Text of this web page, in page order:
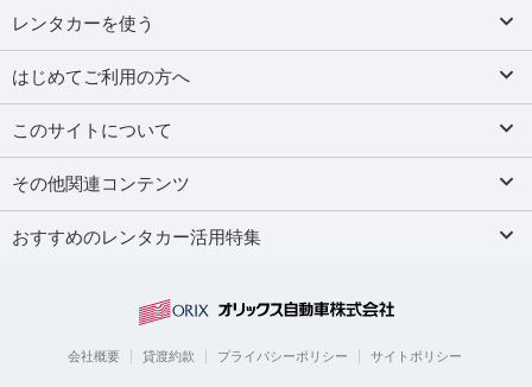
レンタカーを使う
はじめてご利用の方へ
このサイトについて
その他関連コンテンツ
おすすめのレンタカー活用特集
会社概要 貸渡約款 プライバシーポリシー サイトポリシー